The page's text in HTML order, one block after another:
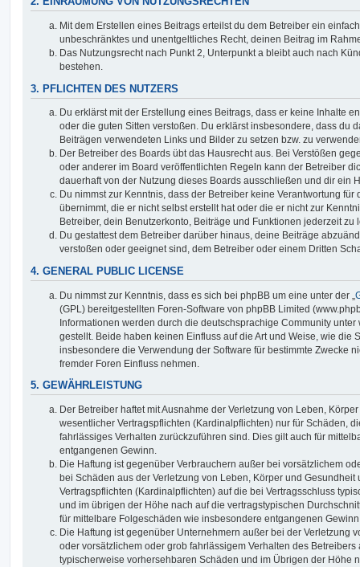
Mit dem Erstellen eines Beitrags erteilst du dem Betreiber ein
unbeschränktes und unentgeltliches Recht, deinen Beitrag im
Das Nutzungsrecht nach Punkt 2, Unterpunkt a bleibt auch nach
bestehen.
3. PFLICHTEN DES NUTZERS
Du erklärst mit der Erstellung eines Beitrags, dass er keine Inhalte
oder die guten Sitten verstoßen. Du erklärst insbesondere, dass du
Beiträgen verwendeten Links und Bilder zu setzen bzw. zu
Der Betreiber des Boards übt das Hausrecht aus. Bei Verstößen
oder anderer im Board veröffentlichten Regeln kann der Betreiber
dauerhaft von der Nutzung dieses Boards ausschließen und dir ein
Du nimmst zur Kenntnis, dass der Betreiber keine Verantwortung für
übernimmt, die er nicht selbst erstellt hat oder die er nicht zur
Betreiber, dein Benutzerkonto, Beiträge und Funktionen jederzeit zu
Du gestattest dem Betreiber darüber hinaus, deine Beiträge
verstoßen oder geeignet sind, dem Betreiber oder einem Dritten
4. GENERAL PUBLIC LICENSE
Du nimmst zur Kenntnis, dass es sich bei phpBB um eine unter der „
(GPL) bereitgestellten Foren-Software von phpBB Limited
Informationen werden durch die deutschsprachige Community unter
gestellt. Beide haben keinen Einfluss auf die Art und Weise, wie die
insbesondere die Verwendung der Software für bestimmte Zwecke
fremder Foren Einfluss nehmen.
5. GEWÄHRLEISTUNG
Der Betreiber haftet mit Ausnahme der Verletzung von Leben,
wesentlicher Vertragspflichten (Kardinalpflichten) nur für Schäden,
fahrlässiges Verhalten zurückzuführen sind. Dies gilt auch für
entgangenen Gewinn.
Die Haftung ist gegenüber Verbrauchern außer bei vorsätzlichem
bei Schäden aus der Verletzung von Leben, Körper und
Vertragspflichten (Kardinalpflichten) auf die bei Vertragsschluss
und im übrigen der Höhe nach auf die vertragstypischen
für mittelbare Folgeschäden wie insbesondere entgangenen
Die Haftung ist gegenüber Unternehmern außer bei der Verletzung
oder vorsätzlichem oder grob fahrlässigem Verhalten des Betreibers
typischerweise vorhersehbaren Schäden und im Übrigen der Höhe